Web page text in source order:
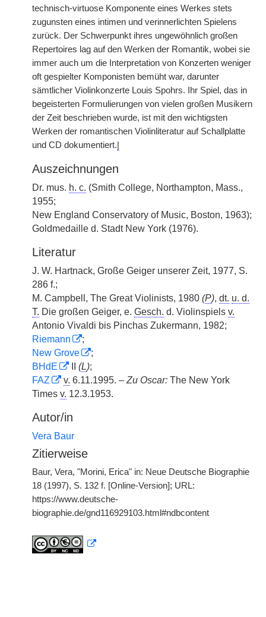
technisch-virtuose Komponente eines Werkes stets
zugunsten eines intimen und verinnerlichten Spielens
zurück. Der Schwerpunkt ihres ungewöhnlich großen
Repertoires lag auf den Werken der Romantik, wobei sie
immer auch um die Interpretation von Konzerten weniger
oft gespielter Komponisten bemüht war, darunter
sämtlicher Violinkonzerte Louis Spohrs. Ihr Spiel, das in
begeisterten Formulierungen von vielen großen Musikern
der Zeit beschrieben wurde, ist mit den wichtigsten
Werken der romantischen Violinliteratur auf Schallplatte
und CD dokumentiert.
Auszeichnungen
Dr. mus. h. c. (Smith College, Northampton, Mass.,
1955;
New England Conservatory of Music, Boston, 1963);
Goldmedaille d. Stadt New York (1976).
Literatur
J. W. Hartnack, Große Geiger unserer Zeit, 1977, S.
286 f.;
M. Campbell, The Great Violinists, 1980 (P), dt. u. d.
T. Die großen Geiger, e. Gesch. d. Violinspiels v.
Antonio Vivaldi bis Pinchas Zukermann, 1982;
Riemann
;
New Grove
;
BHdE
(L);
FAZ
v. 6.11.1995. – Zu Oscar: The New York
Times v. 12.3.1953.
Autor/in
Vera Baur
Zitierweise
Baur, Vera, "Morini, Erica" in: Neue Deutsche Biographie
18 (1997), S. 132 f. [Online-Version]; URL:
https://www.deutsche-
biographie.de/gnd116929103.html#ndbcontent